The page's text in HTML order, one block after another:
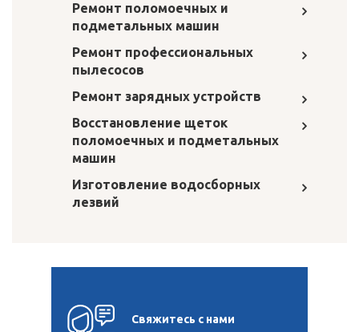
Ремонт поломоечных и
подметальных машин
Ремонт профессиональных
пылесосов
Ремонт зарядных устройств
Восстановление щеток
поломоечных и подметальных
машин
Изготовление водосборных
лезвий
Свяжитесь с нами